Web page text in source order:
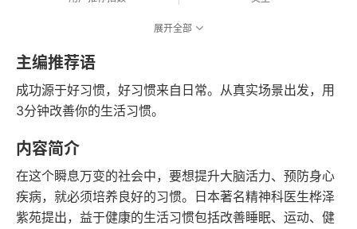
96千字
字数
2023-01-01
发行日期
展开全部
主编推荐语
成功源于好习惯，好习惯来自日常。从真实场景出发，用
3分钟改善你的生活习惯。
内容简介
在这个瞬息万变的社会中，要想提升大脑活力、预防身心
疾病，就必须培养良好的习惯。日本著名精神科医生桦泽
紫苑提出，益于健康的生活习惯包括改善睡眠、运动、健